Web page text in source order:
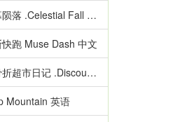
落 .Celestial Fall 中文
快跑 Muse Dash 中文
市日记 .Discounty 中文
Mountain 英语